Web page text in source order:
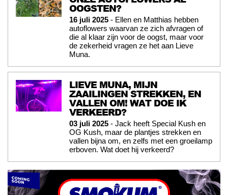
OOGSTEN?
16 juli 2025 - Ellen en Matthias hebben
autoflowers waarvan ze zich afvragen of
die al klaar zijn voor de oogst, maar voor
de zekerheid vragen ze het aan Lieve
Muna.
LIEVE MUNA, MIJN
ZAAILINGEN STREKKEN, EN
VALLEN OM! WAT DOE IK
VERKEERD?
03 juli 2025 - Jack heeft Special Kush en
OG Kush, maar de plantjes strekken en
vallen bijna om, en zelfs met een groeilamp
erboven. Wat doet hij verkeerd?